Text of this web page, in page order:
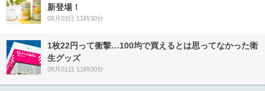
新登場！
08月03日 11時30分
1枚22円って衝撃…100均で買えるとは思ってなかった衛
生グッズ
08月01日 11時00分